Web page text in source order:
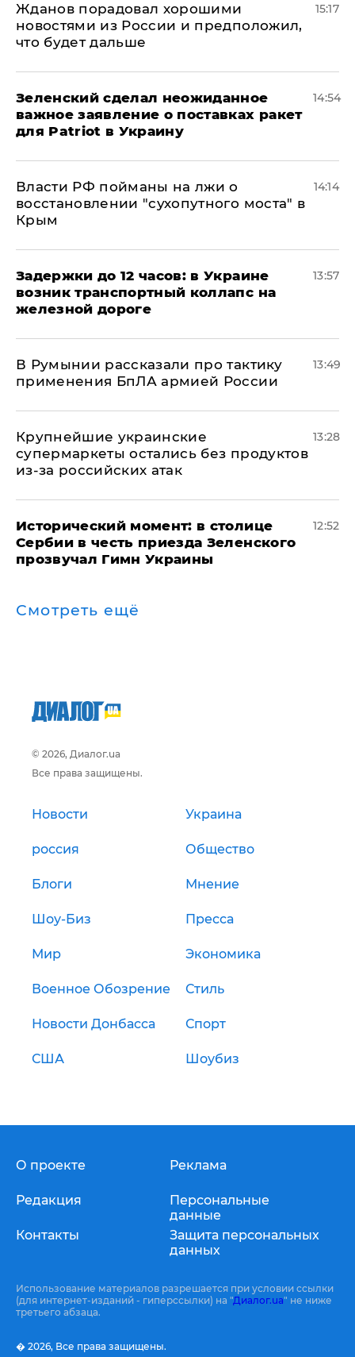
Жданов порадовал хорошими
новостями из России и предположил,
что будет дальше
15:17
Зеленский сделал неожиданное
важное заявление о поставках ракет
для Patriot в Украину
14:54
Власти РФ пойманы на лжи о
восстановлении "сухопутного моста" в
Крым
14:14
Задержки до 12 часов: в Украине
возник транспортный коллапс на
железной дороге
13:57
В Румынии рассказали про тактику
применения БпЛА армией России
13:49
Крупнейшие украинские
супермаркеты остались без продуктов
из-за российских атак
13:28
Исторический момент: в столице
Сербии в честь приезда Зеленского
прозвучал Гимн Украины
12:52
Смотреть ещё
© 2026, Диалог.ua
Все права защищены.
Новости Украина
россия Общество
Блоги Мнение
Шоу-Биз Пресса
Мир Экономика
Военное Обозрение Стиль
Новости Донбасса Спорт
США Шоубиз
О проекте
Редакция
Контакты
Реклама
Персональные
данные
Защита персональных
данных
Использование материалов разрешается при условии ссылки
(для интернет-изданий - гиперссылки) на "Диалог.ua" не ниже
третьего абзаца.
� 2026, Все права защищены.